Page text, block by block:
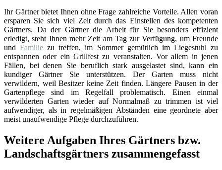
Ihr Gärtner bietet Ihnen ohne Frage zahlreiche Vorteile. Allen voran
ersparen Sie sich viel Zeit durch das Einstellen des kompetenten
Gärtners. Da der Gärtner die Arbeit für Sie besonders effizient
erledigt, steht Ihnen mehr Zeit am Tag zur Verfügung, um Freunde
undFamilie zu treffen, im Sommer gemütlich im Liegestuhl zu
entspannen oder ein Grillfest zu veranstalten. Vor allem in jenen
Fällen, bei denen Sie beruflich stark ausgelastet sind, kann ein
kundiger Gärtner Sie unterstützen. Der Garten muss nicht
verwildern, weil Besitzer keine Zeit finden. Längere Pausen in der
Gartenpflege sind im Regelfall problematisch. Einen einmal
verwilderten Garten wieder auf Normalmaß zu trimmen ist viel
aufwendiger, als in regelmäßigen Abständen eine geordnete aber
meist unaufwendige Pflege durchzuführen.
Weitere Aufgaben Ihres Gärtners bzw.
Landschaftsgärtners zusammengefasst